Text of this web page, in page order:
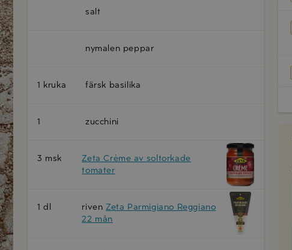
salt
nymalen peppar
1 kruka färsk basilika
1 zucchini
3 msk
Zeta Crème av soltorkade
tomater
1 dl riven Zeta Parmigiano Reggiano
22 mån